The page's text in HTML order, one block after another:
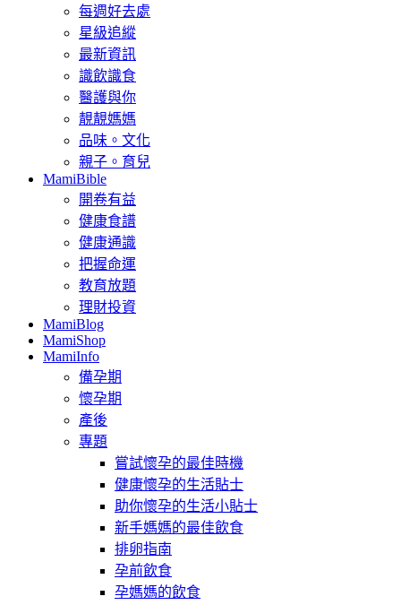
每週好去處
星級追縱
最新資訊
識飲識食
醫護與你
靚靚媽媽
品味。文化
親子。育兒
MamiBible
開卷有益
健康食譜
健康通識
把握命運
教育放題
理財投資
MamiBlog
MamiShop
MamiInfo
備孕期
懷孕期
產後
專題
嘗試懷孕的最佳時機
健康懷孕的生活貼士
助你懷孕的生活小貼士
新手媽媽的最佳飲食
排卵指南
孕前飲食
孕媽媽的飲食